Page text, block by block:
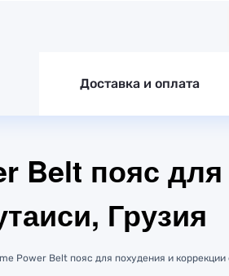
Доставка и оплата
Belt пояс
Грузия
Power Belt пояс для похудения и